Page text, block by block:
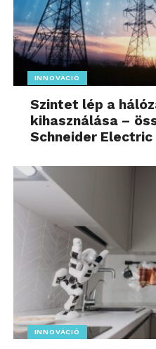
INNOVÁCIÓ
Szintet lép a
kihasználása –
Schneider Electric
INNOVÁCIÓ